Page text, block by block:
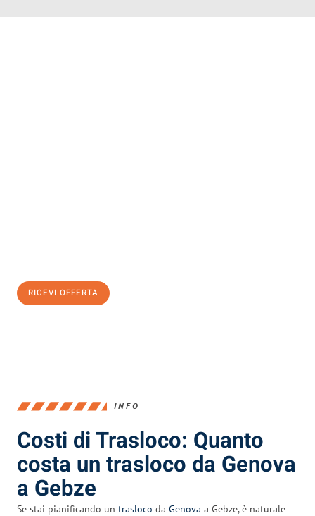
RICEVI OFFERTA
INFO
Costi di Trasloco: Quanto
costa un trasloco da Genova
a Gebze
Se stai pianificando un trasloco da Genova a Gebze, è naturale